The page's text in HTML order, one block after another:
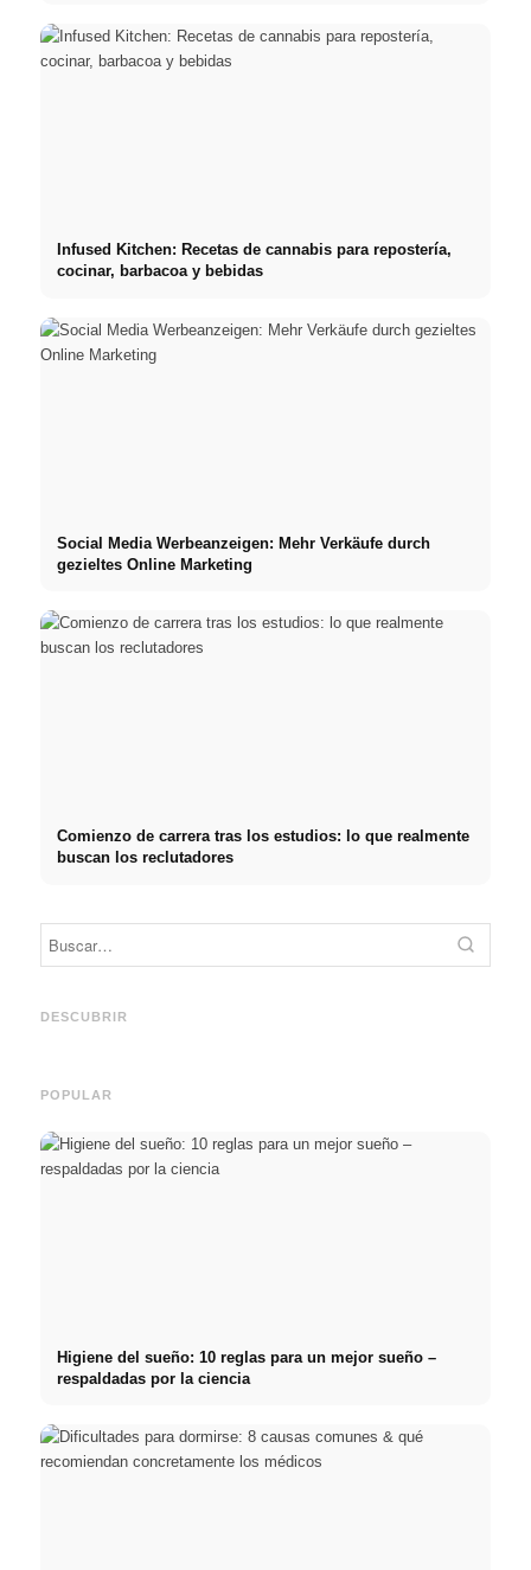
Infused Kitchen: Recetas de cannabis para repostería,
cocinar, barbacoa y bebidas
Social Media Werbeanzeigen: Mehr Verkäufe durch
gezieltes Online Marketing
Comienzo de carrera tras los estudios: lo que realmente
buscan los reclutadores
DESCUBRIR
Práctica profesional en
y el camino directo hacia la
Financiar los estudios en
POPULAR
Higiene del sueño: 10 reglas para un mejor sueño –
respaldadas por la ciencia